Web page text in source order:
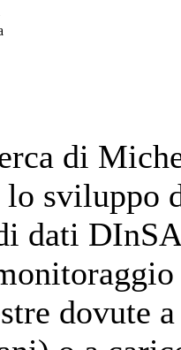
di
sviluppo
dati
dovute